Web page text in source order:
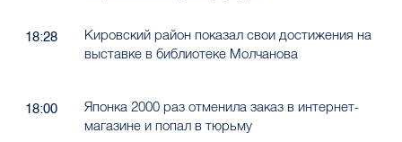
18:28
Кировский район показал свои достижения на
выставке в библиотеке Молчанова
18:00
Японка 2000 раз отменила заказ в интернет-
магазине и попал в тюрьму